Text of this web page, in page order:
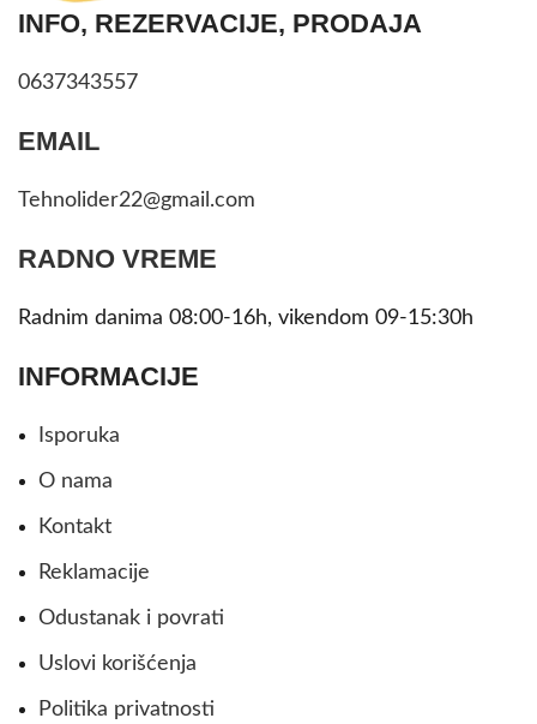
INFO, REZERVACIJE, PRODAJA
0637343557
EMAIL
Tehnolider22@gmail.com
RADNO VREME
Radnim danima 08:00-16h, vikendom 09-15:30h
INFORMACIJE
Isporuka
O nama
Kontakt
Reklamacije
Odustanak i povrati
Uslovi korišćenja
Politika privatnosti